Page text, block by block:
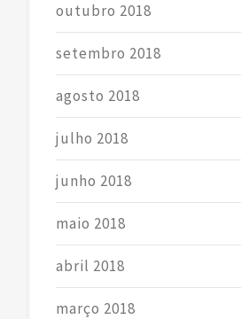
outubro 2018
setembro 2018
agosto 2018
julho 2018
junho 2018
maio 2018
abril 2018
março 2018